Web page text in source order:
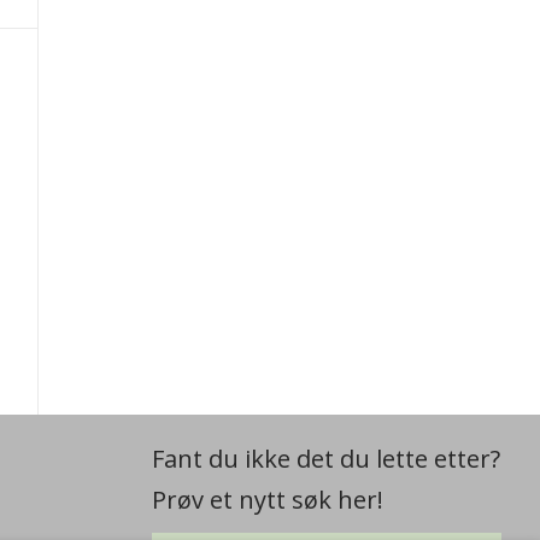
Fant du ikke det du lette etter?
Prøv et nytt søk her!